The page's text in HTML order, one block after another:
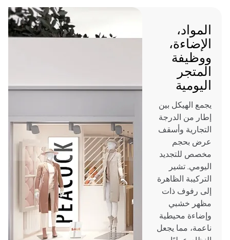
المواد،
الإضاءة،
ووظيفة
المتجر
اليومية
يجمع الهيكل بين
إطار من الدرجة
التجارية وأسقف
عرض بحجم
مخصص للتجديد
اليومي. تشير
التركيبة الظاهرة
إلى رفوف ذات
مظهر خشبي
وإضاءة محيطية
ناعمة، مما يجعل